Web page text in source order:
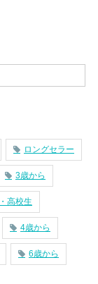
ロングセラー
3歳から
高校生
4歳から
6歳から